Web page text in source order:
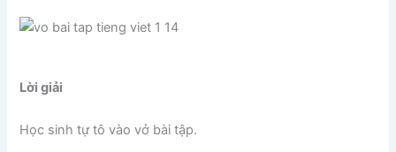
Lời giải
Học sinh tự tô vào vở bài tập.